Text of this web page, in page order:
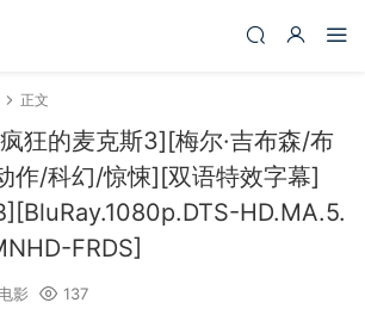
正文
狂的麦克斯3][梅尔·吉布森/布
作/科幻/惊悚][双语特效字幕]
HD.MA.5.
FRDS]
电影 137